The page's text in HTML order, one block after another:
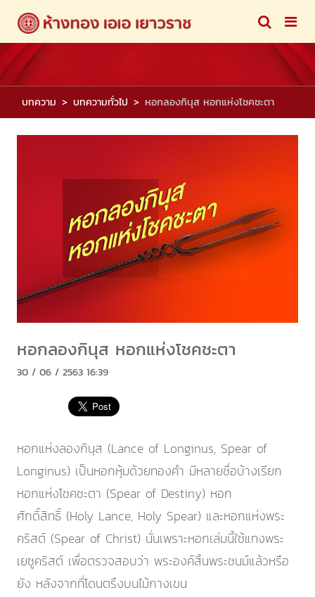
บทความ บทความทั่วไป หอกลองกินุส หอกแห่งโชคชะตา
หอกลองกินุส หอกแห่งโชคชะตา
30 / 06 / 2563 16:39
หอกแห่งลองกินุส (Lance of Longinus, Spear of
Longinus) เป็นหอกหุ้มด้วยทองคำ มีหลายชื่อบ้างเรียก
หอกแห่งโชคชะตา (Spear of Destiny) หอก
ศักดิ์สิทธิ์ (Holy Lance, Holy Spear) และหอกแห่งพระ
คริสต์ (Spear of Christ) นั่นเพราะหอกเล่มนี้ใช้แทงพระ
เยซูคริสต์ เพื่อตรวจสอบว่า พระองค์สิ้นพระชนม์แล้วหรือ
ยัง หลังจากที่โดนตรึงบนไม้กางเขน